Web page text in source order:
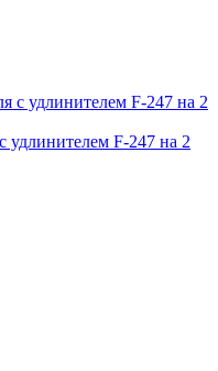
удлинителем F-247 на 2